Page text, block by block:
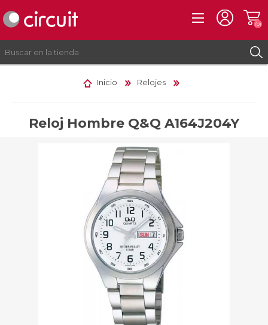
INICIAR SESIÓN
(0)
Inicio Relojes
Reloj Hombre Q&Q A164J204Y